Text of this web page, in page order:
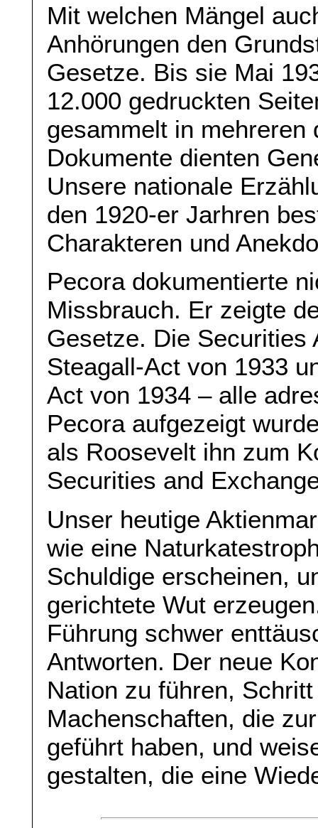
Mit welchen Mängel
Anhörungen den
Gesetze. Bis sie Mai
12.000 gedruckten
gesammelt in mehreren
Dokumente dienten
Unsere nationale
den 1920-er Jarhren
Charakteren und
Pecora dokumentierte
Missbrauch. Er zeigte
Gesetze. Die Securities
Steagall-Act von 1933
Act von 1934 – alle
Pecora aufgezeigt
als Roosevelt ihn zum
Securities and
Unser heutige
wie eine
Schuldige erscheinen,
gerichtete Wut
Führung schwer
Antworten. Der neue
Nation zu führen,
Machenschaften, die
geführt haben, und
gestalten, die eine